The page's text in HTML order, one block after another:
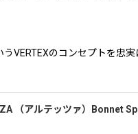
うVERTEXのコンセプトを
（アルテッツァ）Bonnet